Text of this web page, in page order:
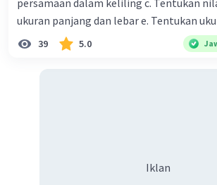
persamaan dalam keliling c. Tentukan
ukuran panjang dan lebar e. Tentukan
39 5.0
Iklan